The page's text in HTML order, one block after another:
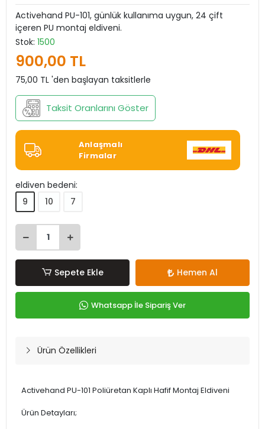
Activehand PU-101, günlük kullanıma uygun, 24 çift
içeren PU montaj eldiveni.
Stok: 1500
900,00 TL
75,00 TL 'den başlayan taksitlerle
Taksit Oranlarını Göster
Anlaşmalı
Firmalar
eldiven bedeni:
9
10 7
Sepete Ekle Hemen Al
Whatsapp İle Sipariş Ver
Ürün Özellikleri
Activehand PU-101 Poliüretan Kaplı Hafif Montaj Eldiveni
Ürün Detayları;